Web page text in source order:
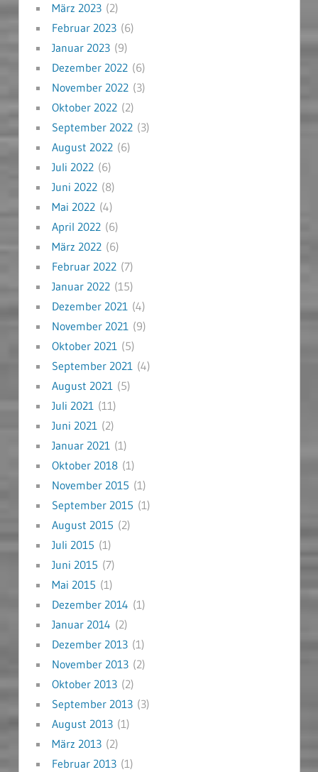
März 2023(2)
Februar 2023(6)
Januar 2023(9)
Dezember 2022(6)
November 2022(3)
Oktober 2022(2)
September 2022(3)
August 2022(6)
Juli 2022(6)
Juni 2022(8)
Mai 2022(4)
April 2022(6)
März 2022(6)
Februar 2022(7)
Januar 2022(15)
Dezember 2021(4)
November 2021(9)
Oktober 2021(5)
September 2021(4)
August 2021(5)
Juli 2021(11)
Juni 2021(2)
Januar 2021(1)
Oktober 2018(1)
November 2015 (1)
September 2015 (1)
August 2015 (2)
Juli 2015 (1)
Juni 2015 (7)
Mai 2015 (1)
Dezember 2014 (1)
Januar 2014 (2)
Dezember 2013(1)
November 2013(2)
Oktober 2013(2)
September 2013(3)
August 2013(1)
März 2013(2)
Februar 2013(1)